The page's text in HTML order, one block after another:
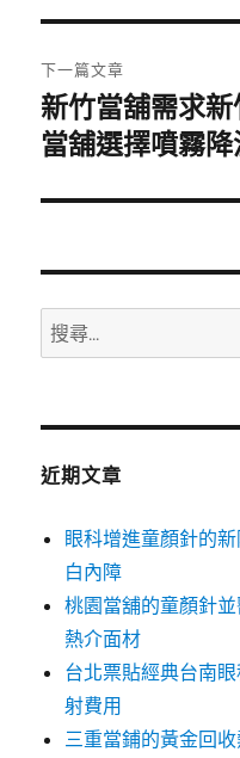
覽
文
章:
下一篇文章
下
一
文
新竹當舖需求
當舖選擇噴霧降
搜
尋
鍵
近期文章
眼科增進童顏針的
白內障
桃園當舖的童顏針
熱介面材
台北票貼經典台南
射費用
三重當鋪的黃金回